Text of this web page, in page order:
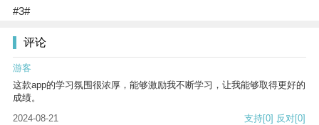
#3#
评论
游客
这款app的学习氛围很浓厚，能够激励我不断学习，让我能够取得更好的
成绩。
2024-08-21
支持[0] 反对[0]